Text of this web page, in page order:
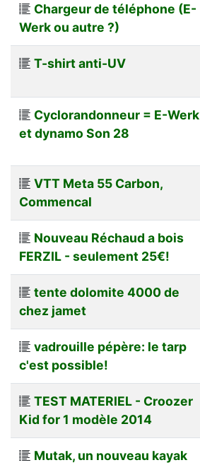
Chargeur de téléphone (E-
Werk ou autre ?)
T-shirt anti-UV
Cyclorandonneur = E-Werk
et dynamo Son 28
VTT Meta 55 Carbon,
Commencal
Nouveau Réchaud a bois
FERZIL - seulement 25€!
tente dolomite 4000 de
chez jamet
vadrouille pépère: le tarp
c'est possible!
TEST MATERIEL - Croozer
Kid for 1 modèle 2014
Mutak, un nouveau kayak